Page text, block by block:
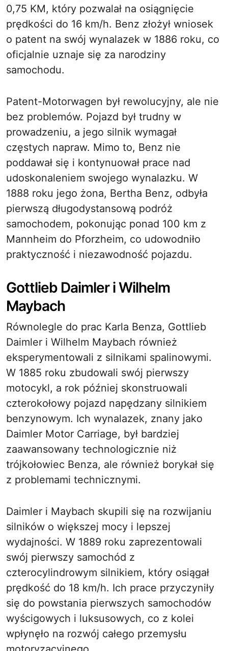
0,75 KM, który pozwalał na osiągnięcie
prędkości do 16 km/h. Benz złożył wniosek
o patent na swój wynalazek w 1886 roku, co
oficjalnie uznaje się za narodziny
samochodu.
Patent-Motorwagen był rewolucyjny, ale nie
bez problemów. Pojazd był trudny w
prowadzeniu, a jego silnik wymagał
częstych napraw. Mimo to, Benz nie
poddawał się i kontynuował prace nad
udoskonaleniem swojego wynalazku. W
1888 roku jego żona, Bertha Benz, odbyła
pierwszą długodystansową podróż
samochodem, pokonując ponad 100 km z
Mannheim do Pforzheim, co udowodniło
praktyczność i niezawodność pojazdu.
Gottlieb Daimler i Wilhelm
Maybach
Równolegle do prac Karla Benza, Gottlieb
Daimler i Wilhelm Maybach również
eksperymentowali z silnikami spalinowymi.
W 1885 roku zbudowali swój pierwszy
motocykl, a rok później skonstruowali
czterokołowy pojazd napędzany silnikiem
benzynowym. Ich wynalazek, znany jako
Daimler Motor Carriage, był bardziej
zaawansowany technologicznie niż
trójkołowiec Benza, ale również borykał się
z problemami technicznymi.
Daimler i Maybach skupili się na rozwijaniu
silników o większej mocy i lepszej
wydajności. W 1889 roku zaprezentowali
swój pierwszy samochód z
czterocylindrowym silnikiem, który osiągał
prędkość do 18 km/h. Ich prace przyczyniły
się do powstania pierwszych samochodów
wyścigowych i luksusowych, co z kolei
wpłynęło na rozwój całego przemysłu